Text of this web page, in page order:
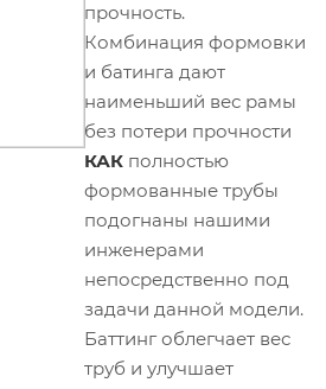
прочность.
Комбинация формовки
и батинга дают
наименьший вес рамы
без потери прочности
КАК полностью
формованные трубы
подогнаны нашими
инженерами
непосредственно под
задачи данной модели.
Баттинг облегчает вес
труб и улучшает